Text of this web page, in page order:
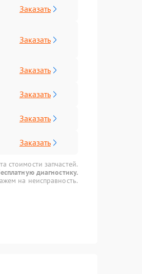
Заказать
Заказать
Заказать
Заказать
Заказать
Заказать
стоимости запчастей.
диагностику.
на неисправность.